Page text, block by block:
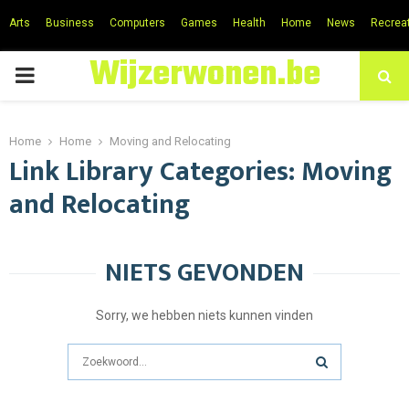
Arts Business Computers Games Health Home News
PRIMARYWijzerwonen.be
Home Home Moving and Relocating
Link Library Categories: Moving
and Relocating
NIETS GEVONDEN
Sorry, we hebben niets kunnen vinden